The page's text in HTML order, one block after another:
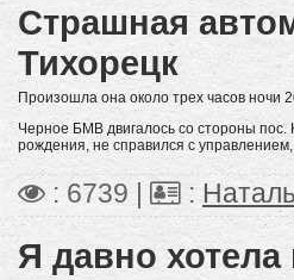
Страшная
Тихорецк
Произошла она около трех часов ночи
Черное БМВ двигалось со стороны пос.
рождения, не справился с
: 6739 | :
Я давно хотела